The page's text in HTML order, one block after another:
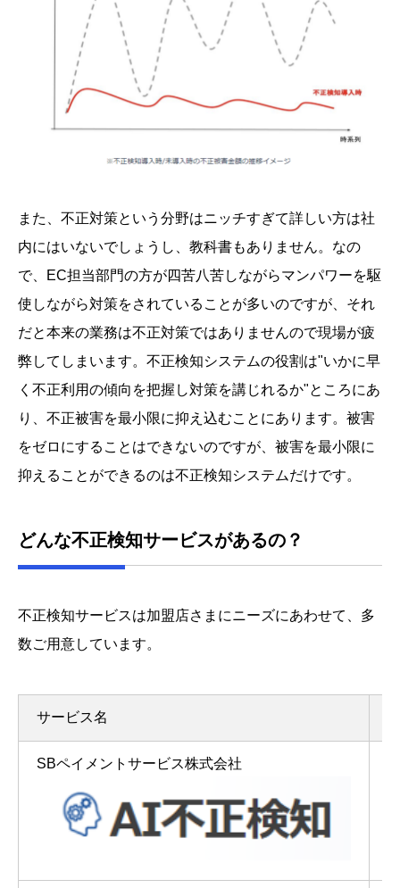
また、不正対策という分野はニッチすぎて詳しい方は社
内にはいないでしょうし、教科書もありません。なの
で、EC担当部門の方が四苦八苦しながらマンパワーを駆
使しながら対策をされていることが多いのですが、それ
だと本来の業務は不正対策ではありませんので現場が疲
弊してしまいます。不正検知システムの役割は"いかに早
く不正利用の傾向を把握し対策を講じれるか"ところにあ
り、不正被害を最小限に抑え込むことにあります。被害
をゼロにすることはできないのですが、被害を最小限に
抑えることができるのは不正検知システムだけです。
どんな不正検知サービスがあるの？
不正検知サービスは加盟店さまにニーズにあわせて、多
数ご用意しています。
サービス名
SBペイメントサービス株式会社